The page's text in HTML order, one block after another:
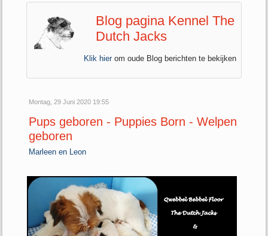
Blog pagina Kennel The
Dutch Jacks
Klik hierom oude Blog berichten te bekijken
Montag, 29 Juni 2020 19:55
Pups geboren - Puppies Born - Welpen
geboren
Marleen en Leon